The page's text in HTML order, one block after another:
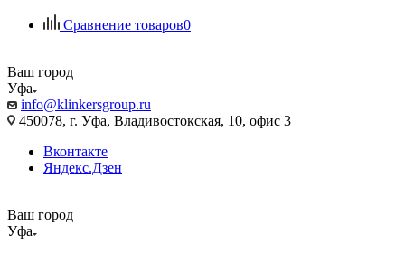
Сравнение товаров0
Ваш город
Уфа
info@klinkersgroup.ru
450078, г. Уфа, Владивостокская, 10, офис 3
Вконтакте
Яндекс.Дзен
Ваш город
Уфа